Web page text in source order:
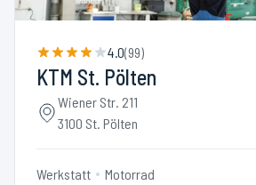
4.0(99)
KTM St. Pölten
Wiener Str. 211
3100 St. Pölten
Werkstatt Motorrad